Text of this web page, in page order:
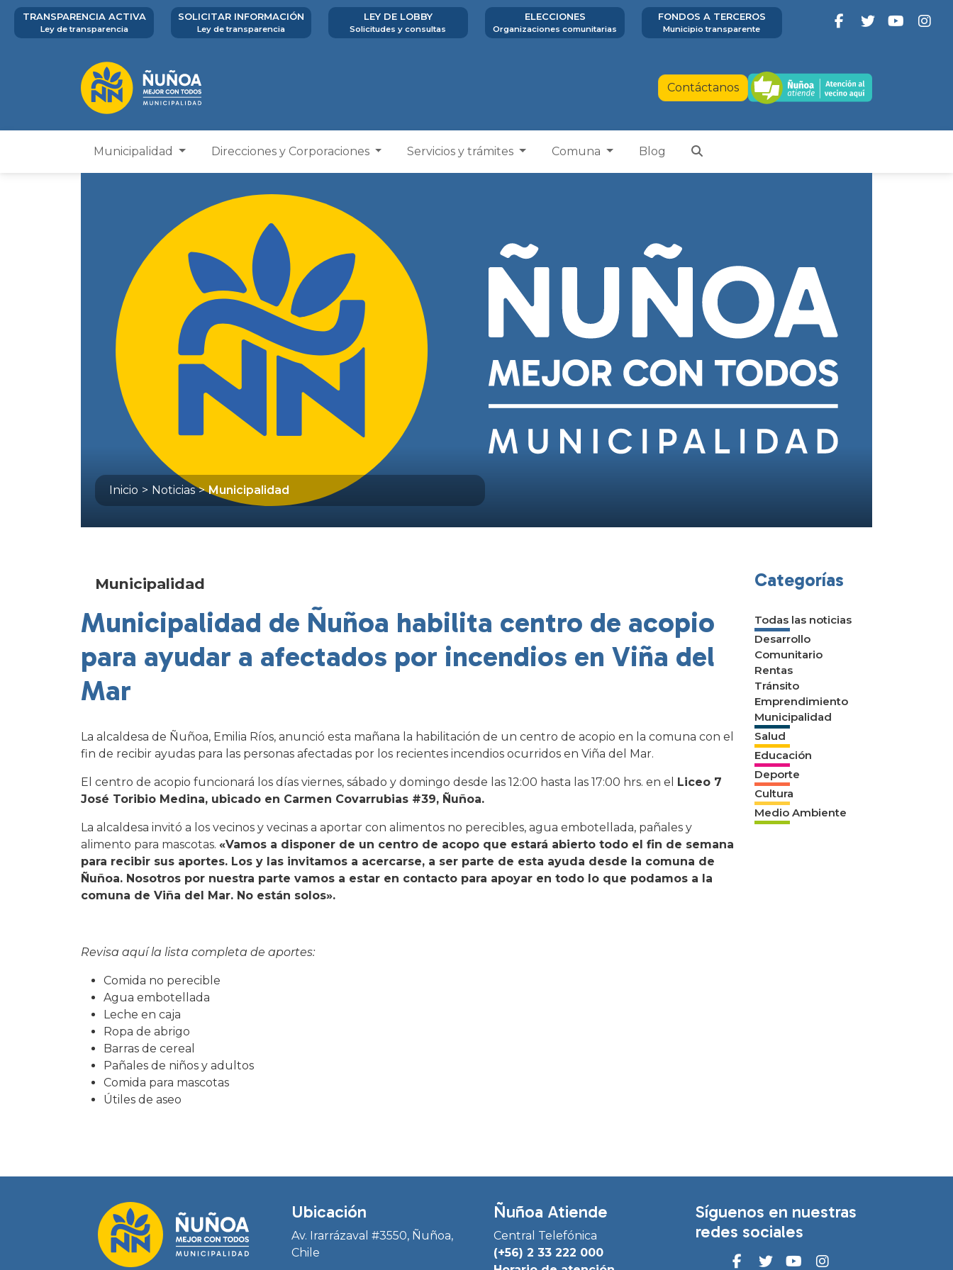
TRANSPARENCIA ACTIVA
Ley de transparencia
SOLICITAR INFORMACIÓN
Ley de transparencia
LEY DE LOBBY
Solicitudes y consultas
ELECCIONES
Organizaciones comunitarias
FONDOS A TERCEROS
Municipio transparente
Contáctanos
Municipalidad Direcciones y Corporaciones Servicios y trámites Comuna Blog
Inicio > Noticias > Municipalidad
Municipalidad
Municipalidad de Ñuñoa habilita centro de acopio
para ayudar a afectados por incendios en Viña del
Mar
La alcaldesa de Ñuñoa, Emilia Ríos, anunció esta mañana la habilitación de un centro de acopio en la comuna con el
fin de recibir ayudas para las personas afectadas por los recientes incendios ocurridos en Viña del Mar.
El centro de acopio funcionará los días viernes, sábado y domingo desde las 12:00 hasta las 17:00 hrs. en el Liceo 7
José Toribio Medina, ubicado en Carmen Covarrubias #39, Ñuñoa.
La alcaldesa invitó a los vecinos y vecinas a aportar con alimentos no perecibles, agua embotellada, pañales y
alimento para mascotas. «Vamos a disponer de un centro de acopo que estará abierto todo el fin de semana
para recibir sus aportes. Los y las invitamos a acercarse, a ser parte de esta ayuda desde la comuna de
Ñuñoa. Nosotros por nuestra parte vamos a estar en contacto para apoyar en todo lo que podamos a la
comuna de Viña del Mar. No están solos».
Revisa aquí la lista completa de aportes:
Comida no perecible
Agua embotellada
Leche en caja
Ropa de abrigo
Barras de cereal
Pañales de niños y adultos
Comida para mascotas
Útiles de aseo
Categorías
Todas las noticias
Desarrollo
Comunitario
Rentas
Tránsito
Emprendimiento
Municipalidad
Salud
Educación
Deporte
Cultura
Medio Ambiente
Ubicación
Av. Irarrázaval #3550, Ñuñoa,
Chile
Ñuñoa Atiende
Central Telefónica
(+56) 2 33 222 000
Síguenos en nuestras
redes sociales